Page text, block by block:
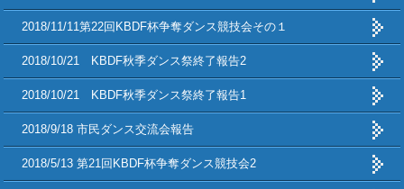
2018/11/11第22回KBDF杯争奪ダンス競技会その１
2018/10/21 KBDF秋季ダンス祭終了報告2
2018/10/21 KBDF秋季ダンス祭終了報告1
2018/9/18 市民ダンス交流会報告
2018/5/13 第21回KBDF杯争奪ダンス競技会2